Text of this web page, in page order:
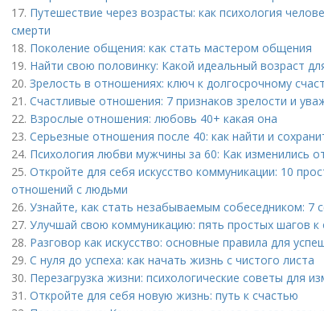
17. Путешествие через возрасты: как психология
смерти
18. Поколение общения: как стать мастером общения
19. Найти свою половинку: Какой идеальный возраст
20. Зрелость в отношениях: ключ к долгосрочному
21. Счастливые отношения: 7 признаков зрелости и
22. Взрослые отношения: любовь 40+ какая она
23. Серьезные отношения после 40: как найти и
24. Психология любви мужчины за 60: Как изменились
25. Откройте для себя искусство коммуникации: 10
отношений с людьми
26. Узнайте, как стать незабываемым собеседником: 7
27. Улучшай свою коммуникацию: пять простых шагов
28. Разговор как искусство: основные правила для
29. С нуля до успеха: как начать жизнь с чистого листа
30. Перезагрузка жизни: психологические советы для
31. Откройте для себя новую жизнь: путь к счастью